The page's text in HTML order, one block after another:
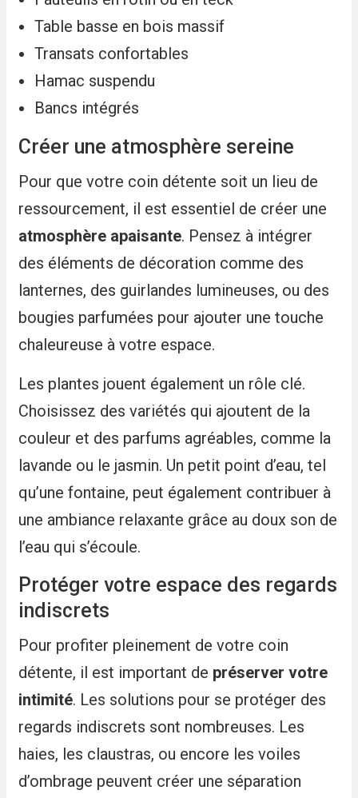
Table basse en bois massif
Transats confortables
Hamac suspendu
Bancs intégrés
Créer une atmosphère sereine
Pour que votre coin détente soit un lieu de
ressourcement, il est essentiel de créer une
atmosphère apaisante. Pensez à intégrer
des éléments de décoration comme des
lanternes, des guirlandes lumineuses, ou des
bougies parfumées pour ajouter une touche
chaleureuse à votre espace.
Les plantes jouent également un rôle clé.
Choisissez des variétés qui ajoutent de la
couleur et des parfums agréables, comme la
lavande ou le jasmin. Un petit point d’eau, tel
qu’une fontaine, peut également contribuer à
une ambiance relaxante grâce au doux son de
l’eau qui s’écoule.
Protéger votre espace des regards
indiscrets
Pour profiter pleinement de votre coin
détente, il est important de préserver votre
intimité. Les solutions pour se protéger des
regards indiscrets sont nombreuses. Les
haies, les claustras, ou encore les voiles
d’ombrage peuvent créer une séparation